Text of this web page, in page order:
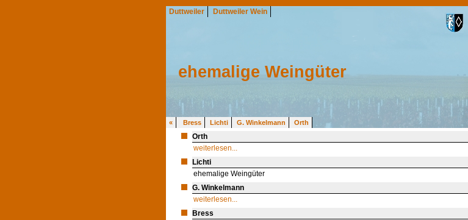
Duttweiler Duttweiler Wein
ehemalige Weingüter
« Bress Lichti G. Winkelmann Orth
Orth
weiterlesen...
Lichti
ehemalige Weingüter
G. Winkelmann
weiterlesen...
Bress